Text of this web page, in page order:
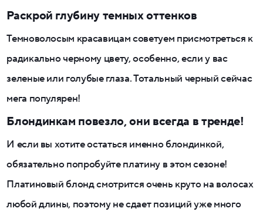
Раскрой глубину темных оттенков
Темноволосым красавицам советуем присмотреться к
радикально черному цвету, особенно, если у вас
зеленые или голубые глаза. Тотальный черный сейчас
мега популярен!
Блондинкам повезло, они всегда в тренде!
И если вы хотите остаться именно блондинкой,
обязательно попробуйте платину в этом сезоне!
Платиновый блонд смотрится очень круто на волосах
любой длины, поэтому не сдает позиций уже много